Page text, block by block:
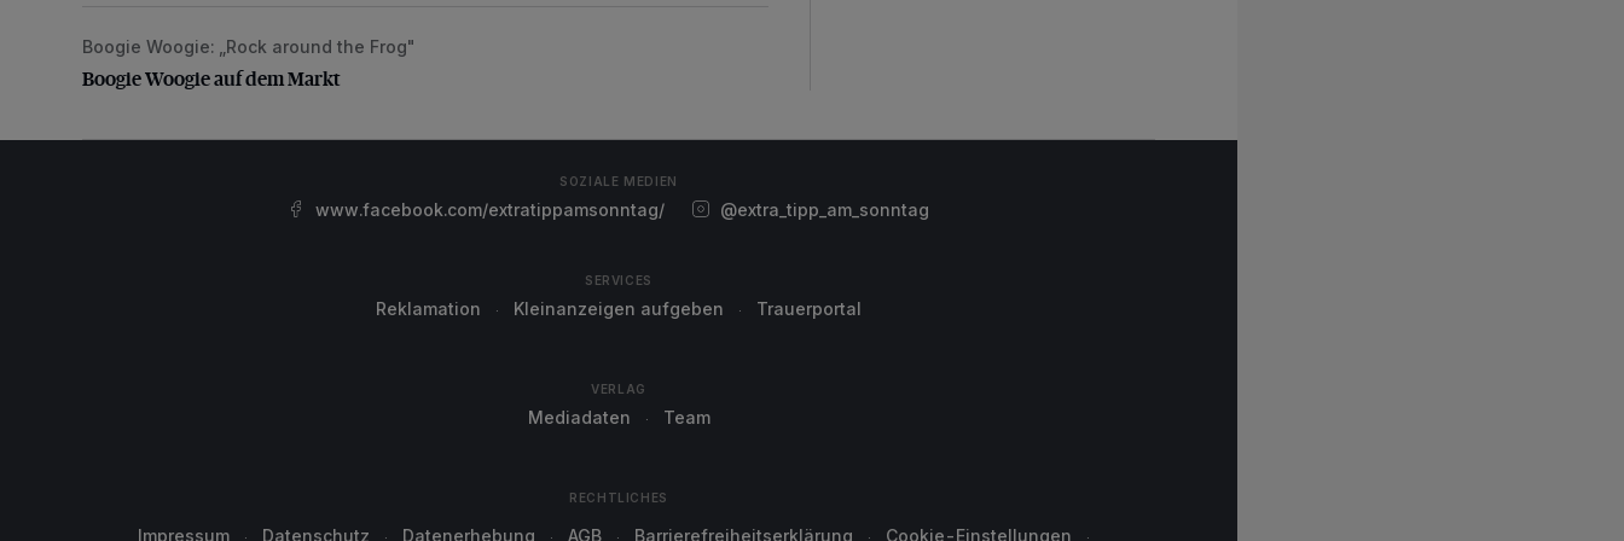
Boogie Woogie auf dem Markt
Boogie Woogie: „Rock around the Frog"
Boogie Woogie auf dem Markt
SOZIALE MEDIEN
www.facebook.com/extratippamsonntag/ @extra_tipp_am_sonntag
SERVICES
Reklamation Kleinanzeigen aufgeben Trauerportal
VERLAG
Mediadaten Team
RECHTLICHES
Impressum Datenschutz Datenerhebung AGB Barrierefreiheitserklärung Cookie-Einstellungen